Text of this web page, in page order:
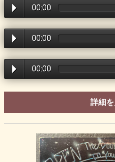
00:00
00:00
00:00
詳細